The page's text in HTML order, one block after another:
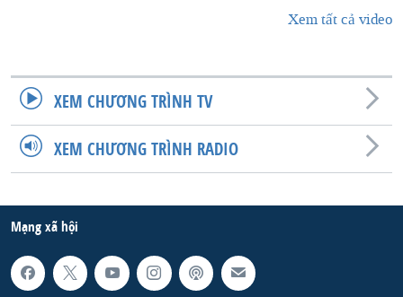
Xem tất cả video
XEM CHƯƠNG TRÌNH TV
XEM CHƯƠNG TRÌNH RADIO
Mạng xã hội